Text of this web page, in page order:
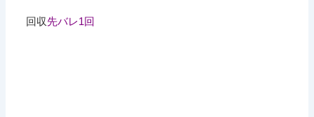
回収先バレ1回